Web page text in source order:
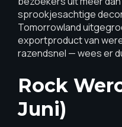
sprookjesachtige
Tomorrowland
exportproduct van
razendsnel — wees er
Rock
Juni)